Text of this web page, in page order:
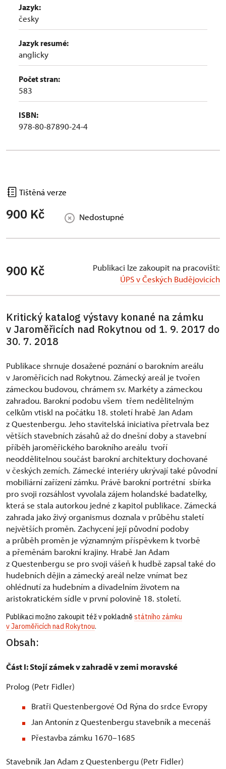
Jazyk:
česky
Jazyk resumé:
anglicky
Počet stran:
583
ISBN:
978-80-87890-24-4
Tištěná verze
900 Kč Nedostupné
900 Kč
Publikaci lze zakoupit na pracovišti:
ÚPS v Českých Budějovicích
Kritický katalog výstavy konané na zámku
v Jaroměřicích nad Rokytnou od 1. 9. 2017 do
30. 7. 2018
Publikace shrnuje dosažené poznání o barokním areálu
v Jaroměřicích nad Rokytnou. Zámecký areál je tvořen
zámeckou budovou, chrámem sv. Markéty a zámeckou
zahradou. Barokní podobu všem třem nedělitelným
celkům vtiskl na počátku 18. století hrabě Jan Adam
z Questenbergu. Jeho stavitelská iniciativa přetrvala bez
větších stavebních zásahů až do dnešní doby a stavební
příběh jaroměřického barokního areálu tvoří
neoddělitelnou součást barokní architektury dochované
v českých zemích. Zámecké interiéry ukrývají také původní
mobiliární zařízení zámku. Právě barokní portrétní sbírka
pro svoji rozsáhlost vyvolala zájem holandské badatelky,
která se stala autorkou jedné z kapitol publikace. Zámecká
zahrada jako živý organismus doznala v průběhu staletí
největších proměn. Zachycení její původní podoby
a průběh proměn je významným příspěvkem k tvorbě
a přeměnám barokní krajiny. Hrabě Jan Adam
z Questenbergu se pro svoji vášeň k hudbě zapsal také do
hudebních dějin a zámecký areál nelze vnímat bez
ohlédnutí za hudebním a divadelním životem na
aristokratickém sídle v první polovině 18. století.
Publikaci možno zakoupit též v pokladně státního zámku
v Jaroměřicích nad Rokytnou.
Obsah:
Část I: Stojí zámek v zahradě v zemi moravské
Prolog (Petr Fidler)
Bratři Questenbergové Od Rýna do srdce Evropy
Jan Antonín z Questenbergu stavebník a mecenáš
Přestavba zámku 1670–1685
Stavebník Jan Adam z Questenbergu (Petr Fidler)